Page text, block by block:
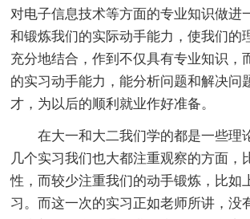
对电子信息技术等方面的专业知识做进
和锻炼我们的实际动手能力，使我们的
充分地结合，作到不仅具有专业知识，
的实习动手能力，能分析问题和解决问
才，为以后的顺利就业作好准备。
在大一和大二我们学的都是一些理
几个实习我们也大都注重观察的方面，
性，而较少注重我们的动手锻炼，比如
习。而这一次的实习正如老师所讲，没